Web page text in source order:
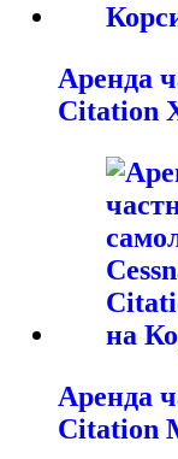
Аренда
Citation
Аренда
Citation